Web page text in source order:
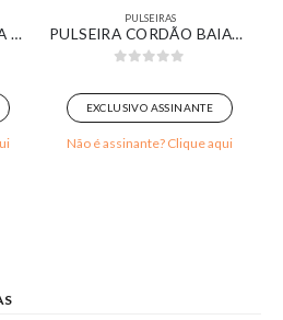
PULSEIRA 15CM RIVIERA ZIRCÔNIA MARROM BANHADO EM OURO 18K
PULSEIRAS
PULSEIRA CORDÃO BAIANO BANHADA EM OURO BRANCO
EXCLUSIVO ASSINANTE
Não é assinante? Clique aqui